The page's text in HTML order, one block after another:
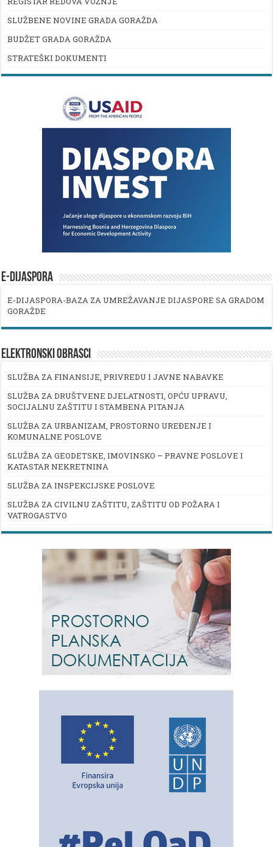
SLUŽBENE NOVINE GRADA GORAŽDA
BUDŽET GRADA GORAŽDA
STRATEŠKI DOKUMENTI
E-DIJASPORA
E-DIJASPORA-BAZA ZA UMREŽAVANJE DIJASPORE SA GRADOM
GORAŽDE
ELEKTRONSKI OBRASCI
SLUŽBA ZA FINANSIJE, PRIVREDU I JAVNE NABAVKE
SLUŽBA ZA DRUŠTVENE DJELATNOSTI, OPĆU UPRAVU,
SOCIJALNU ZAŠTITU I STAMBENA PITANJA
SLUŽBA ZA URBANIZAM, PROSTORNO UREĐENJE I
KOMUNALNE POSLOVE
SLUŽBA ZA GEODETSKE, IMOVINSKO – PRAVNE POSLOVE I
KATASTAR NEKRETNINA
SLUŽBA ZA INSPEKCIJSKE POSLOVE
SLUŽBA ZA CIVILNU ZAŠTITU, ZAŠTITU OD POŽARA I
VATROGASTVO